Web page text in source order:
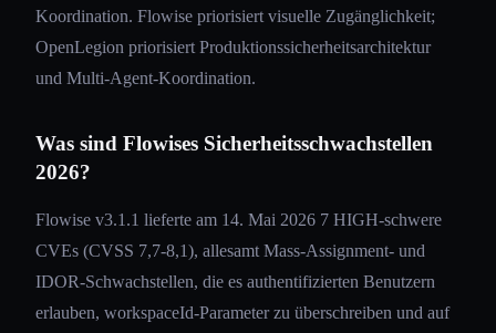
Koordination. Flowise priorisiert visuelle Zugänglichkeit;
OpenLegion priorisiert Produktionssicherheitsarchitektur
und Multi-Agent-Koordination.
Was sind Flowises Sicherheitsschwachstellen
2026?
Flowise v3.1.1 lieferte am 14. Mai 2026 7 HIGH-schwere
CVEs (CVSS 7,7-8,1), allesamt Mass-Assignment- und
IDOR-Schwachstellen, die es authentifizierten Benutzern
erlauben, workspaceId-Parameter zu überschreiben und auf